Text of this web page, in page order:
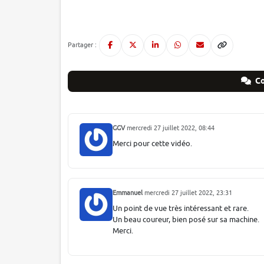
Partager :
GGVmercredi 27 juillet 2022, 08:44
Merci pour cette vidéo.
Emmanuel mercredi 27 juillet 2022, 23:31
Un point de vue très intéressant et rare.
Un beau coureur, bien posé sur sa machine.
Merci.